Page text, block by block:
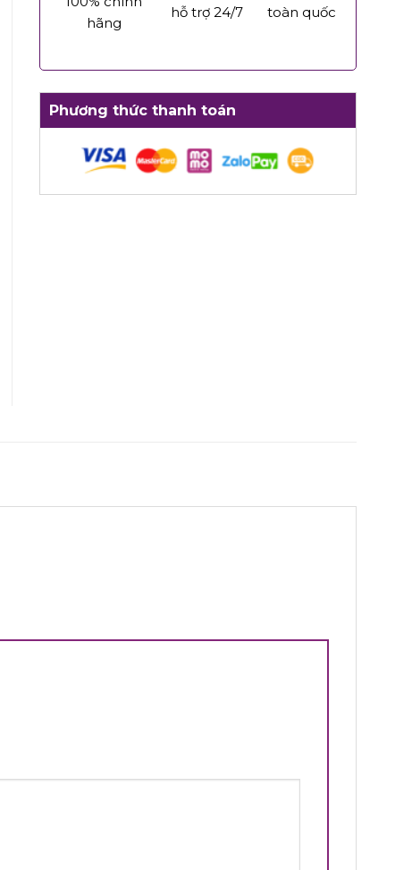
hãng
hỗ trợ 24/7
toàn quốc
Phương thức thanh toán